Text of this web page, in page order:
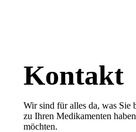
Kontakt
Wir sind für alles da, was Sie
zu Ihren Medikamenten
möchten.